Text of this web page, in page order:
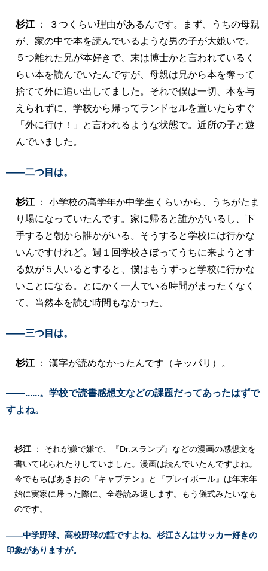
杉江 ： ３つくらい理由があるんです。まず、うちの母親
が、家の中で本を読んでいるような男の子が大嫌いで。
５つ離れた兄が本好きで、末は博士かと言われているく
らい本を読んでいたんですが、母親は兄から本を奪って
捨てて外に追い出してました。それで僕は一切、本を与
えられずに、学校から帰ってランドセルを置いたらすぐ
「外に行け！」と言われるような状態で。近所の子と遊
んでいました。
――二つ目は。
杉江 ： 小学校の高学年か中学生くらいから、うちがたま
り場になっていたんです。家に帰ると誰かがいるし、下
手すると朝から誰かがいる。そうすると学校には行かな
いんですけれど。週１回学校さぼってうちに来ようとす
る奴が５人いるとすると、僕はもうずっと学校に行かな
いことになる。とにかく一人でいる時間がまったくなく
て、当然本を読む時間もなかった。
――三つ目は。
杉江 ： 漢字が読めなかったんです（キッパリ）。
――......。学校で読書感想文などの課題だってあったはずで
すよね。
杉江 ： それが嫌で嫌で、『Dr.スランプ』などの漫画の感想文を
書いて叱られたりしていました。漫画は読んでいたんですよね。
今でもちばあきおの 『キャプテン』 と 『プレイボール』 は年末年
始に実家に帰った際に、全巻読み返します。もう儀式みたいなも
のです。
――中学野球、高校野球の話ですよね。杉江さんはサッカー好きの
印象がありますが。